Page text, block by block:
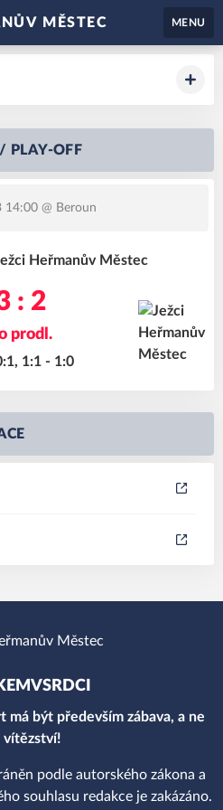
MĚSTEC MENU
PLAY-OFF
14:00@ Beroun
Heřmanův Městec
: 2
prodl.
1:1 - 1:0
má být především zábava, a ne
vítězství!
podle autorského zákona a
souhlasu redakce je zakázáno.